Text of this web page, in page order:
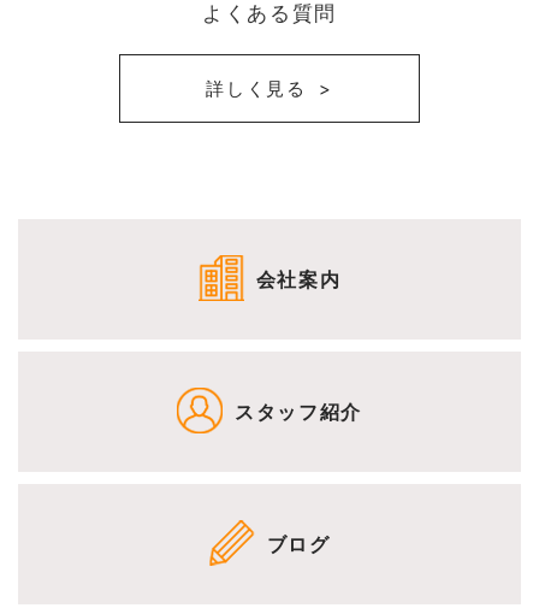
よくある質問
詳しく見る
会社案内
スタッフ紹介
ブログ